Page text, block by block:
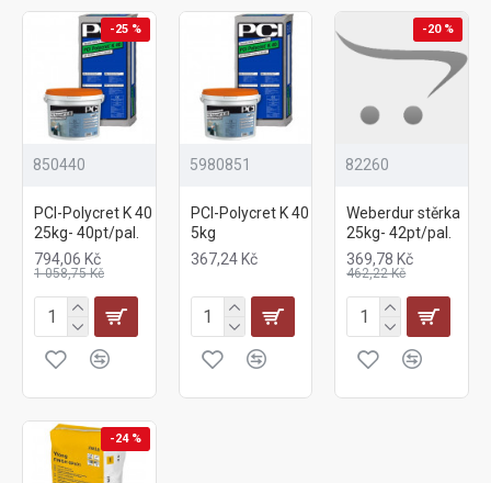
-25 %
850440
PCI-Polycret K 40
25kg- 40pt/pal.
794,06 Kč
1 058,75 Kč
5980851
PCI-Polycret K 40
5kg
367,24 Kč
-20 %
82260
Weberdur stěrka
25kg- 42pt/pal.
369,78 Kč
462,22 Kč
-24 %